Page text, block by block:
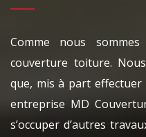
Comme nous
couverture toiture.
que, mis à part
entreprise MD
s’occuper d’autres